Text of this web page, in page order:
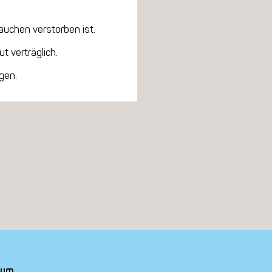
verstorben ist.
verträglich.